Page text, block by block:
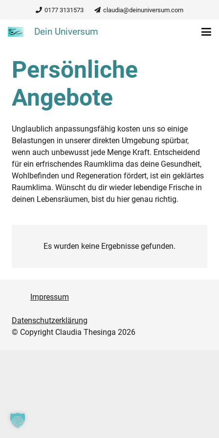
0177 3131573 claudia@deinuniversum.com
Dein Universum
Persönliche
Angebote
Unglaublich anpassungsfähig kosten uns so einige
Belastungen in unserer direkten Umgebung spürbar,
wenn auch unbewusst jede Menge Kraft. Entscheidend
für ein erfrischendes Raumklima das deine Gesundheit,
Wohlbefinden und Regeneration fördert, ist ein geklärtes
Raumklima. Wünscht du dir wieder lebendige Frische in
deinen Lebensräumen, bist du hier genau richtig.
Es wurden keine Ergebnisse gefunden.
Impressum
Datenschutzerklärung
© Copyright Claudia Thesinga 2026